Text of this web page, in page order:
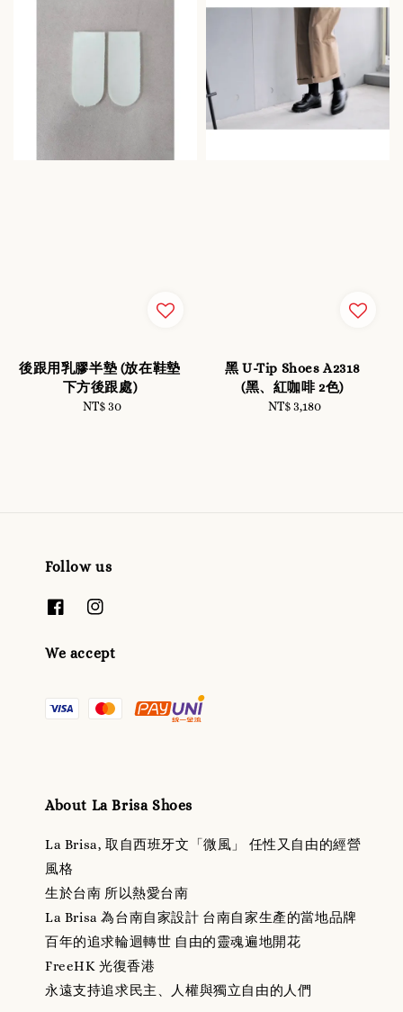
後跟用乳膠半墊 (放在鞋墊
下方後跟處)
Regular
NT$ 30
黑 U-Tip Shoes A2318
(黑、紅咖啡 2色)
Regular
NT$ 3,180
Follow us
We accept
About La Brisa Shoes
La Brisa, 取自西班牙文「微風」 任性又自由的經營
風格
生於台南 所以熱愛台南
La Brisa 為台南自家設計 台南自家生產的當地品牌
百年的追求輪迴轉世 自由的靈魂遍地開花
FreeHK 光復香港
永遠支持追求民主、人權與獨立自由的人們